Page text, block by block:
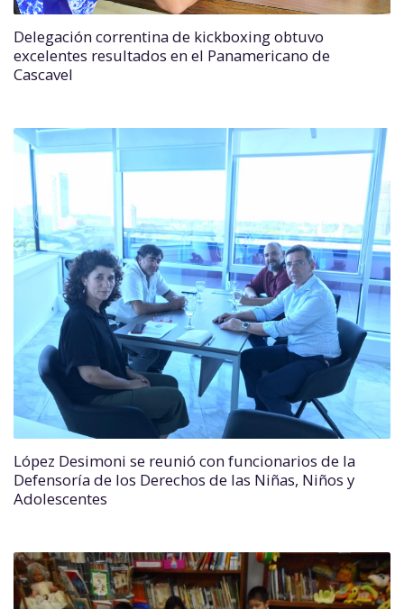
Delegación correntina de kickboxing obtuvo
excelentes resultados en el Panamericano de
Cascavel
López Desimoni se reunió con funcionarios de la
Defensoría de los Derechos de las Niñas, Niños y
Adolescentes